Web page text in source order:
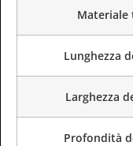
Materiale
Lunghezza
Larghezza
Profondità